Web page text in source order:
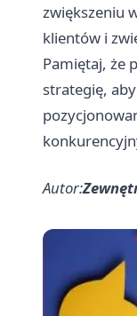
zwiększeniu
klientów i
Pamiętaj, że
strategię,
Autor: